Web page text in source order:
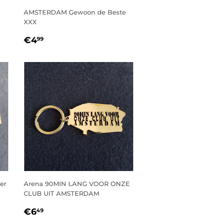
AMSTERDAM Gewoon de Beste
XXX
NORMALE
€499€4,99
Arena 90MIN LANG VOOR ONZE
CLUB UIT AMSTERDAM
NORMALE
€649€6,49